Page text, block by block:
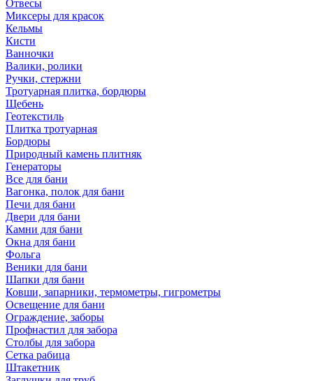
Отвесы
Миксеры для красок
Кельмы
Кисти
Ванночки
Валики, ролики
Ручки, стержни
Тротуарная плитка, бордюры
Щебень
Геотекстиль
Плитка тротуарная
Бордюры
Природный камень плитняк
Генераторы
Все для бани
Вагонка, полок для бани
Печи для бани
Двери для бани
Камни для бани
Окна для бани
Фольга
Веники для бани
Шапки для бани
Ковши, запарники, термометры, гигрометры
Освещение для бани
Ограждение, заборы
Профнастил для забора
Столбы для забора
Сетка рабица
Штакетник